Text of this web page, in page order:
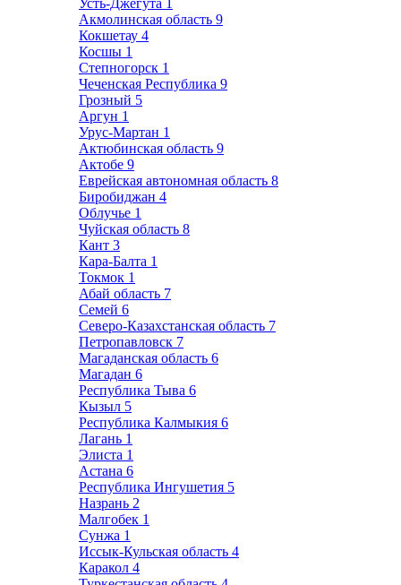
Усть-Джегута 1
Акмолинская область 9
Кокшетау 4
Косшы 1
Степногорск 1
Чеченская Республика 9
Грозный 5
Аргун 1
Урус-Мартан 1
Актюбинская область 9
Актобе 9
Еврейская автономная область 8
Биробиджан 4
Облучье 1
Чуйская область 8
Кант 3
Кара-Балта 1
Токмок 1
Абай область 7
Семей 6
Северо-Казахстанская область 7
Петропавловск 7
Магаданская область 6
Магадан 6
Республика Тыва 6
Кызыл 5
Республика Калмыкия 6
Лагань 1
Элиста 1
Астана 6
Республика Ингушетия 5
Назрань 2
Малгобек 1
Сунжа 1
Иссык-Кульская область 4
Каракол 4